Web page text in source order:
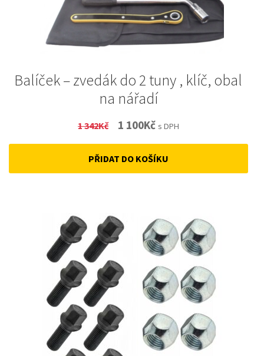
Balíček – zvedák do 2 tuny , klíč, obal
na nářadí
1 342Kč
Original
price
was:
1 100KčCurrent
price
is:
s DPH
PŘIDAT DO KOŠÍKU